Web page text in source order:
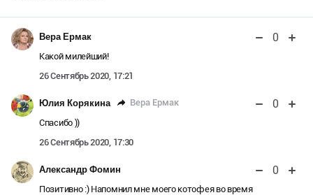
Вера Ермак 0
Какой милейший!
26 Сентябрь 2020, 17:21
Юлия Корякина Вера Ермак 0
Спасибо ))
26 Сентябрь 2020, 17:30
Александр Фомин 0
Позитивно :) Напомнил мне моего котофея во время